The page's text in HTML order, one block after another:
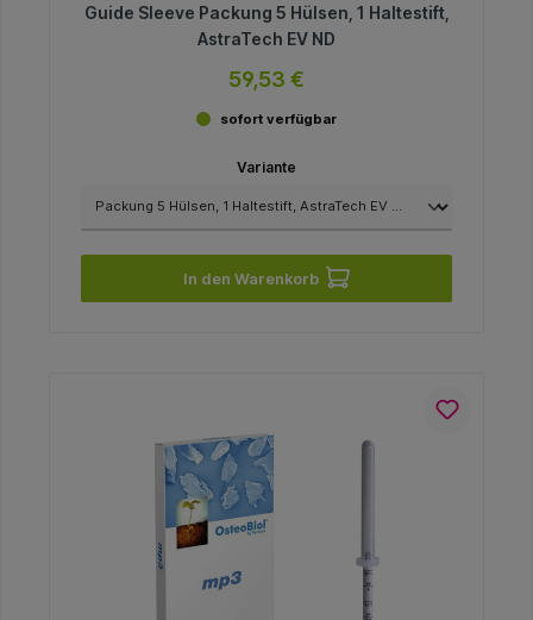
Guide Sleeve Packung 5 Hülsen, 1 Haltestift,
AstraTech EV ND
59,53 €
sofort verfügbar
Variante
In den Warenkorb